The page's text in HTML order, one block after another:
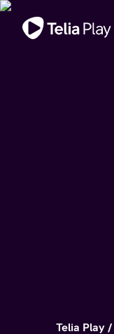
Viktigt meddelande
Telia Play